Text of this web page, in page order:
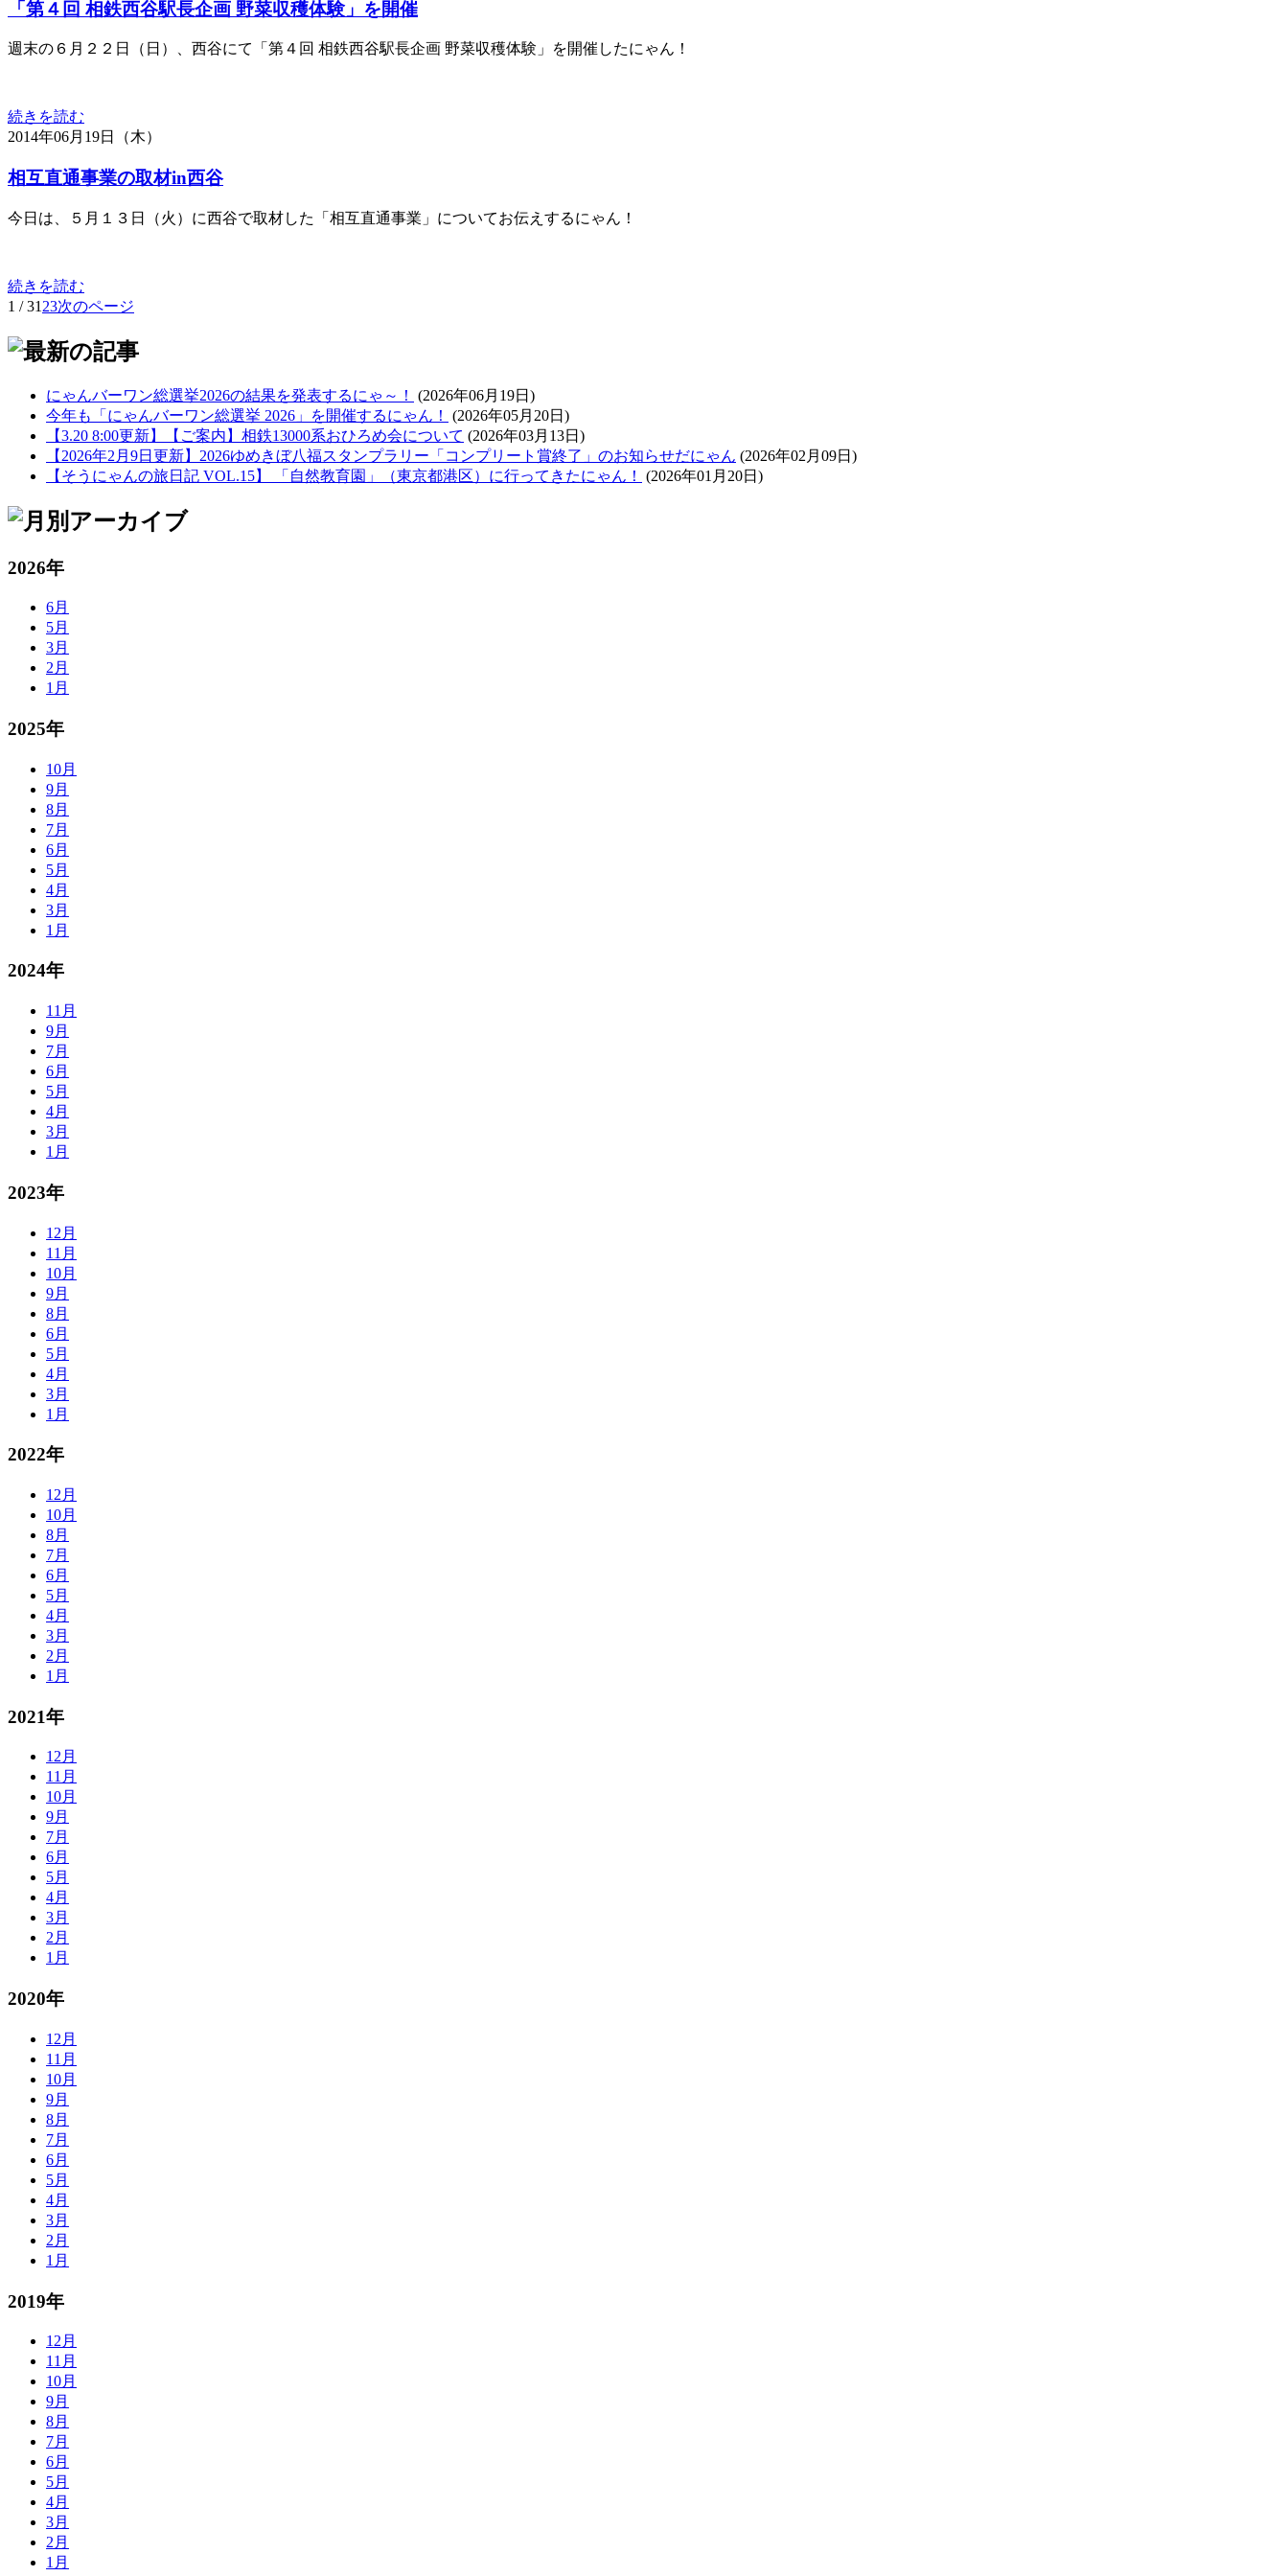
「第４回 相鉄西谷駅長企画 野菜収穫体験」を開催
週末の６月２２日（日）、西谷にて「第４回 相鉄西谷駅長企画 野菜収穫体験」を開催したにゃん！
続きを読む
2014年06月19日（木）
相互直通事業の取材in西谷
今日は、５月１３日（火）に西谷で取材した「相互直通事業」についてお伝えするにゃん！
続きを読む
1 / 31 23次のページ
にゃんバーワン総選挙2026の結果を発表するにゃ～！
(2026年06月19日)
今年も「にゃんバーワン総選挙 2026」を開催するにゃん！
(2026年05月20日)
【3.20 8:00更新】【ご案内】相鉄13000系おひろめ会について (2026年03月13日)
【2026年2月9日更新】2026ゆめきぼ八福スタンプラリー「コンプリート賞終了」のお知らせだにゃん (2026年02月09日)
【そうにゃんの旅日記 VOL.15】 「自然教育園」（東京都港区）に行ってきたにゃん！
(2026年01月20日)
2026年
6月
5月
3月
2月
1月
2025年
10月
9月
8月
7月
6月
5月
4月
3月
1月
2024年
11月
9月
7月
6月
5月
4月
3月
1月
2023年
12月
11月
10月
9月
8月
6月
5月
4月
3月
1月
2022年
12月
10月
8月
7月
6月
5月
4月
3月
2月
1月
2021年
12月
11月
10月
9月
7月
6月
5月
4月
3月
2月
1月
2020年
12月
11月
10月
9月
8月
7月
6月
5月
4月
3月
2月
1月
2019年
12月
11月
10月
9月
8月
7月
6月
5月
4月
3月
2月
1月